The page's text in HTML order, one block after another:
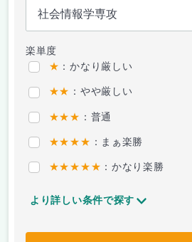
楽単度
★ ：かなり厳しい
★★ ：やや厳しい
★★★ ：普通
★★★★ ：まぁ楽勝
★★★★★ ：かなり楽勝
より詳しい条件で探す